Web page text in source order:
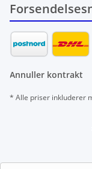
Annuller kontrakt
* Alle priser inkluderer